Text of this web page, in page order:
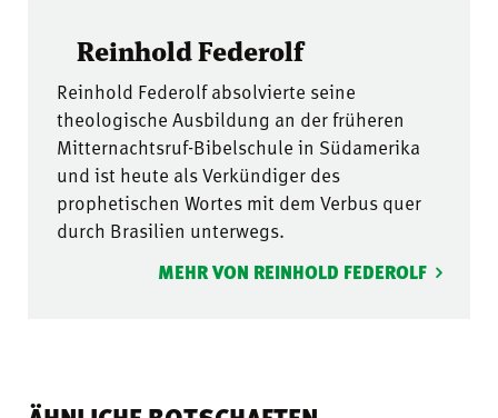
Reinhold Federolf
Reinhold Federolf absolvierte seine
theologische Ausbildung an der früheren
Mitternachtsruf-Bibelschule in Südamerika
und ist heute als Verkündiger des
prophetischen Wortes mit dem Verbus quer
durch Brasilien unterwegs.
MEHR VON REINHOLD FEDEROLF